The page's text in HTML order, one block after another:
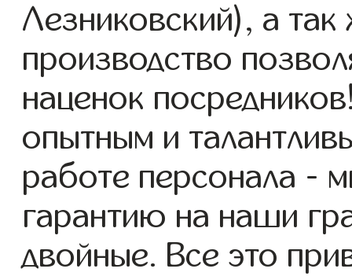
Лезниковский), а
производство
наценок
опытным и
работе персонала -
гарантию на наши
двойные. Все это